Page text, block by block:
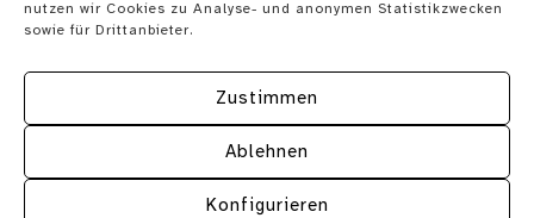
nutzen wir Cookies zu Analyse- und anonymen Statistikzwecken
sowie für Drittanbieter.
Zustimmen
Ablehnen
Konfigurieren